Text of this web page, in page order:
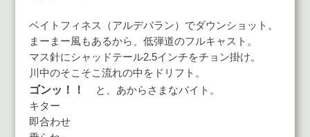
ベイトフィネス（アルデバラン）でダウンショット。
まーまー風もあるから、低弾道のフルキャスト。
マス針にシャッドテール2.5インチをチョン掛け。
川中のそこそこ流れの中をドリフト。
ゴンッ！！
と、あからさまなバイト。
キター
即合わせ